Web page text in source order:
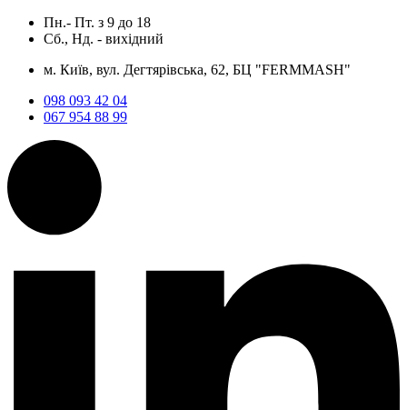
Пн.- Пт. з 9 до 18
Сб., Нд. - вихідний
м. Київ, вул. Дегтярівська, 62, БЦ "FERMMASH"
098 093 42 04
067 954 88 99